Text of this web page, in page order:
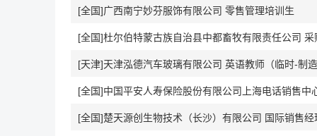
[全国]广西南宁妙芬服饰有限公司 零售管理培训生
[全国]杜尔伯特蒙古族自治县中都畜牧有限责任公司 采
[天津]天津泓德汽车玻璃有限公司 英语教师（临时-制
[全国]中国平安人寿保险股份有限公司上海电话销售中
[全国]楚天源创生物技术（长沙）有限公司 国际销售经